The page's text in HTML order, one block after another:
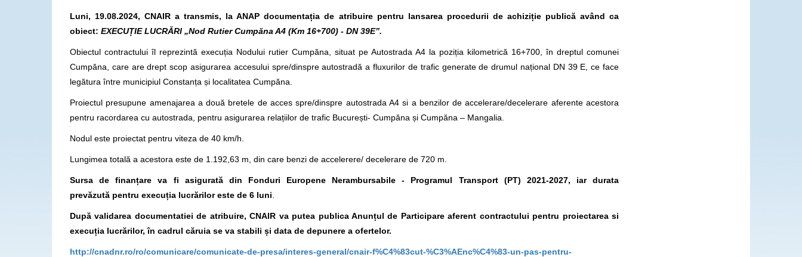
Luni, 19.08.2024, CNAIR a transmis, la ANAP documentația de atribuire pentru lansarea procedurii de achiziție publică având ca
obiect: EXECUȚIE LUCRĂRI „Nod Rutier Cumpăna A4 (Km 16+700) - DN 39E”.
Obiectul contractului îl reprezintă execuția Nodului rutier Cumpăna, situat pe Autostrada A4 la poziția kilometrică 16+700, în dreptul comunei
Cumpăna, care are drept scop asigurarea accesului spre/dinspre autostradă a fluxurilor de trafic generate de drumul național DN 39 E, ce face
legătura între municipiul Constanța și localitatea Cumpăna.
Proiectul presupune amenajarea a două bretele de acces spre/dinspre autostrada A4 si a benzilor de accelerare/decelerare aferente acestora
pentru racordarea cu autostrada, pentru asigurarea relațiilor de trafic București- Cumpăna și Cumpăna – Mangalia.
Nodul este proiectat pentru viteza de 40 km/h.
Lungimea totală a acestora este de 1.192,63 m, din care benzi de accelerere/ decelerare de 720 m.
Sursa de finanțare va fi asigurată din Fonduri Europene Nerambursabile - Programul Transport (PT) 2021-2027, iar durata
prevăzută pentru execuția lucrărilor este de 6 luni
După validarea documentatiei de atribuire, CNAIR va putea publica Anunțul de Participare aferent contractului pentru proiectarea si
execuția lucrărilor, în cadrul căruia se va stabili și data de depunere a ofertelor.
http://cnadnr.ro/ro/comunicare/comunicate-de-presa/interes-general/cnair-f%C4%83cut-%C3%AEnc%C4%83-un-pas-pentru-